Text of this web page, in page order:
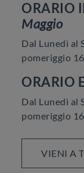
ORARIO
Maggio
Dal Lunedì al
pomeriggio
ORARIO
Dal Lunedì al
pomeriggio
VIENI A